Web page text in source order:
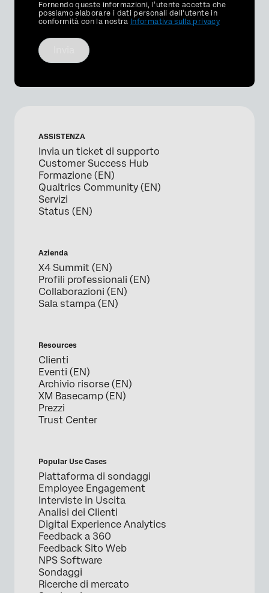
Privacy
Optin
Fornendo queste informazioni, l'utente accetta che
possiamo elaborare i dati personali dell'utente in
conformità con la nostra Informativa sulla privacy
ASSISTENZA
Invia un ticket di supporto
Customer Success Hub
Formazione (EN)
Qualtrics Community (EN)
Servizi
Status (EN)
Azienda
X4 Summit (EN)
Profili professionali (EN)
Collaborazioni (EN)
Sala stampa (EN)
Resources
Clienti
Eventi (EN)
Archivio risorse (EN)
XM Basecamp (EN)
Prezzi
Trust Center
Popular Use Cases
Piattaforma di sondaggi
Employee Engagement
Interviste in Uscita
Analisi dei Clienti
Digital Experience Analytics
Feedback a 360
Feedback Sito Web
NPS Software
Sondaggi
Ricerche di mercato